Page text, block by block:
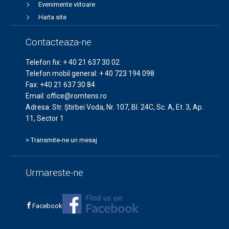
Evenimente viitoare
Harta site
Contacteaza-ne
Telefon fix: + 40 21 637 30 02
Telefon mobil general: + 40 723 194 098
Fax: +40 21 637 30 84
Email: office@romtens.ro
Adresa: Str. Ştirbei Voda, Nr. 107, Bl. 24C, Sc. A, Et. 3, Ap.
11, Sector 1
> Transmite-ne un mesaj
Urmareste-ne
Facebook